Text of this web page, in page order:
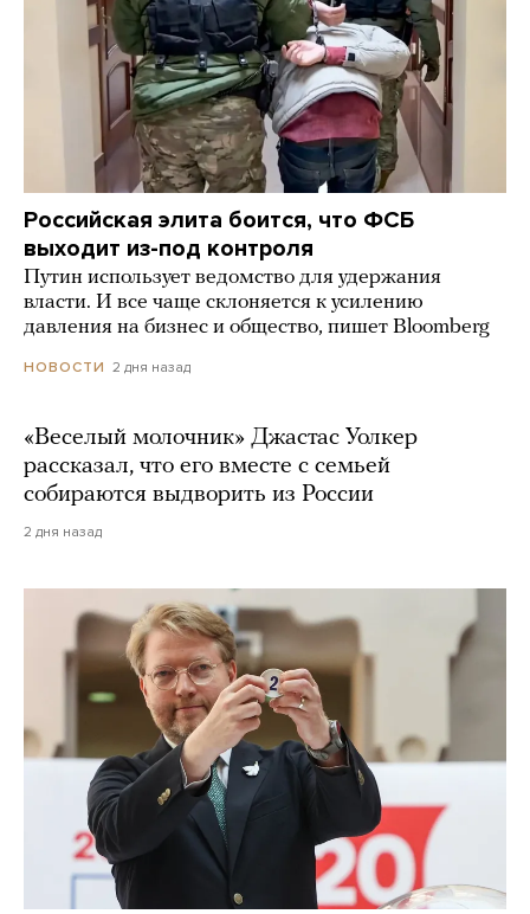
Российская элита боится, что ФСБ
выходит из-под контроля
Путин использует ведомство для удержания
власти. И все чаще склоняется к усилению
давления на бизнес и общество, пишет Bloomberg
НОВОСТИ 2 дня назад
«Веселый молочник» Джастас Уолкер
рассказал, что его вместе с семьей
собираются выдворить из России
2 дня назад